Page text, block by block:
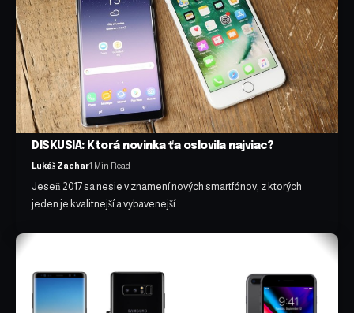
DISKUSIA: Ktorá novinka ťa oslovila najviac?
Lukáš Zachar1 Min Read
Jeseň 2017 sa nesie v znamení nových smartfónov, z ktorých
jeden je kvalitnejší a vybavenejší…